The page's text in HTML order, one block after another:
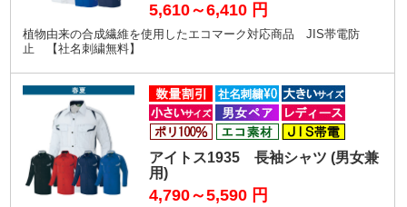
5,610～6,410 円
植物由来の合成繊維を使用したエコマーク対応商品 JIS帯電防
止 【社名刺繍無料】
アイトス1935 長袖シャツ (男女兼
用)
4,790～5,590 円